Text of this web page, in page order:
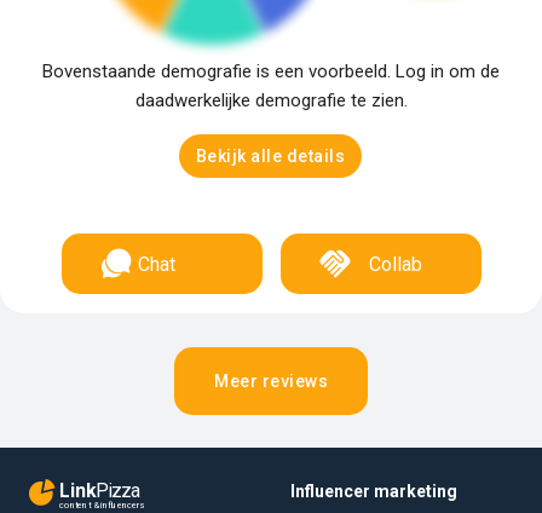
Bovenstaande demografie is een voorbeeld. Log in om de
daadwerkelijke demografie te zien.
Bekijk alle details
Chat Collab
Meer reviews
LinkPizza
content & influencers
Influencer marketing